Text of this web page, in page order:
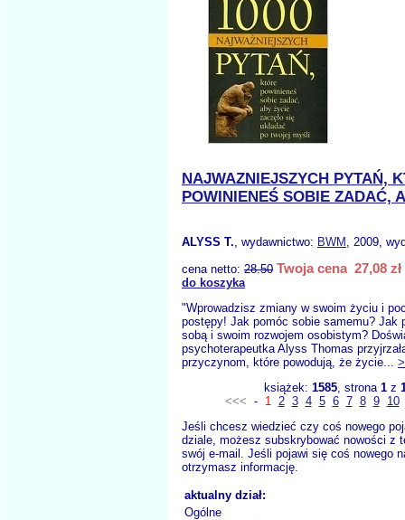
NAJWAZNIEJSZYCH PYTAŃ,
POWINIENEŚ SOBIE ZADAĆ,
ALYSS T., wydawnictwo: BWM , 2009,
cena netto: 28.50 Twoja cena 27,08 zł
do koszyka
"Wprowadzisz zmiany w swoim życiu i
postępy! Jak pomóc sobie samemu? Jak
sobą i swoim rozwojem osobistym?
psychoterapeutka Alyss Thomas
przyczynom, które powodują, że życie...
książek: 1585, strona 1z
<<< - 1 2 3 4 5 6 7 8 9
10
Jeśli chcesz wiedzieć czy coś nowego
dziale, możesz subskrybować nowości z
swój e-mail. Jeśli pojawi się coś nowego
otrzymasz informację.
aktualny dział:
Ogólne